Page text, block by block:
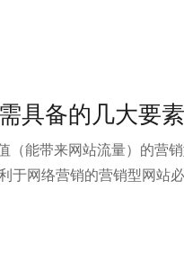
喜欢纯文本的文字，图片
具备的几大要素
（能带来网站流量）的营
网络营销的营销型网站